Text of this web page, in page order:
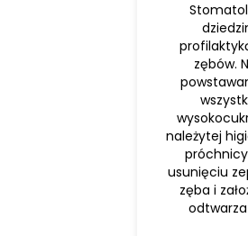
zębów.
należytej
usunięciu
zęba i